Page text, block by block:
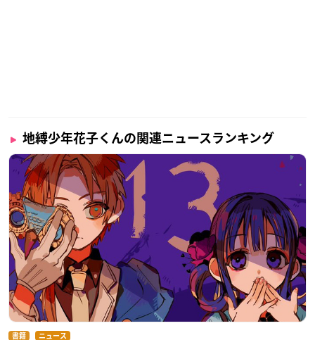
地縛少年花子くんの関連ニュースランキング
書籍 ニュース